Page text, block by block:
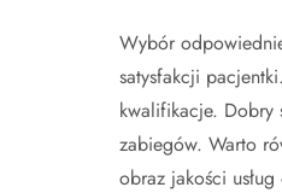
Wybór
satysfakcji
kwalifikacje. Dobry
zabiegów. Warto
obraz jakości